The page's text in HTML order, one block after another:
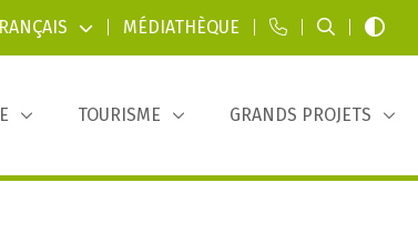
MÉDIATHÈQUE
TOURISME GRANDS PROJETS